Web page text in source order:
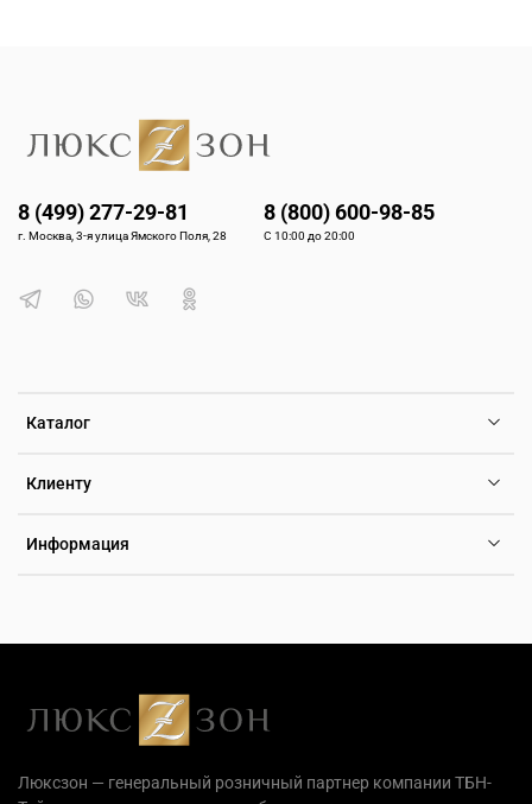
Каталог
Клиенту
Информация
8 (499) 277-29-81
г. Москва, 3-я улица Ямского Поля, 28
8 (800) 600-98-85
С 10:00 до 20:00
Люксзон — генеральный розничный партнер компании ТБН-